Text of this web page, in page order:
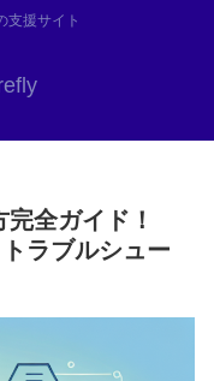
支援サイト
全ガイド！
ラブルシュー